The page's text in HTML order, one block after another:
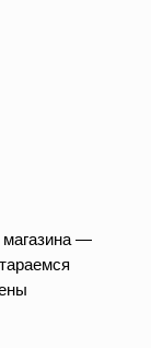
магазина —